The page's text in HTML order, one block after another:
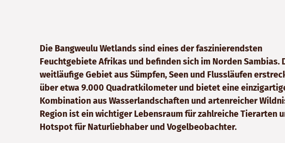
Die Bangweulu Wetlands sind eines der faszinierendsten
Feuchtgebiete Afrikas und befinden sich im Norden Sambias.
weitläufige Gebiet aus Sümpfen, Seen und Flussläufen
über etwa 9.000 Quadratkilometer und bietet eine
Kombination aus Wasserlandschaften und artenreicher
Region ist ein wichtiger Lebensraum für zahlreiche Tierarten
Hotspot für Naturliebhaber und Vogelbeobachter.